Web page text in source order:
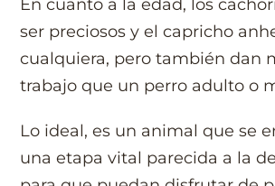
En cuanto a la edad, los
ser preciosos y el capricho
cualquiera, pero también dan
trabajo que un perro adulto o
Lo ideal, es un animal que se
una etapa vital parecida a la